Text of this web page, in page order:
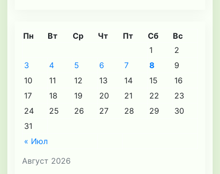
Август 2026
Пн Вт Ср Чт Пт Сб Вс
« Июл
1
2
3
4 5 6 7 8
9
10
11 12 13 14 15
16
17
18 19 20 21 22
23
24
25 26 27 28 29
30
31